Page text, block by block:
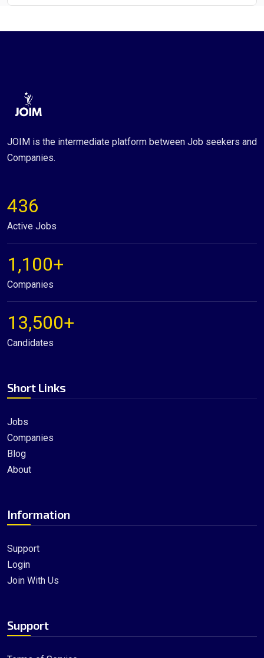
JOIM is the intermediate platform between Job seekers and
Companies.
Short Links
Jobs
Companies
Blog
About
Information
Support
Login
Join With Us
Support
436
Active Jobs
1,100+
Companies
13,500+
Candidates